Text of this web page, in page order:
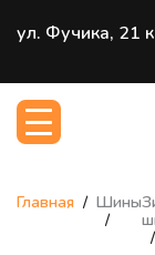
ул. Фучика, 21
Главная Шины